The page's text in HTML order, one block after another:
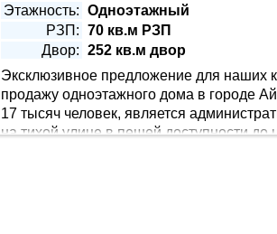
Этажность: Одноэтажный
РЗП: 70 кв.м РЗП
Двор: 252 кв.м двор
Эксклюзивное предложение для наших
продажу одноэтажного дома в городе
17 тысяч человек, является
на тихой улице в пешей доступности до